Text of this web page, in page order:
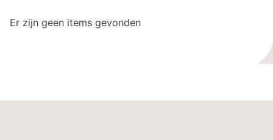
Er zijn geen items gevonden